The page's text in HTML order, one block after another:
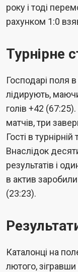
року і тоді
рахунком 1:0
Турнірне
Господарі поля
лідирують,
голів +42
матчів, три
Гості в
Внаслідок
результатів і
в актив заробили
(23:23).
Каталонці на
лютого,